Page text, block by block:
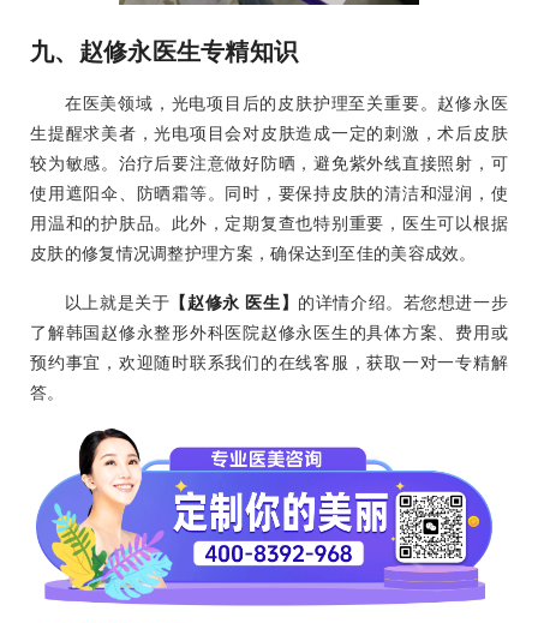
九、赵修永医生专精知识
在医美领域，光电项目后的皮肤护理至关重要。赵修永医
生提醒求美者，光电项目会对皮肤造成一定的刺激，术后皮肤
较为敏感。治疗后要注意做好防晒，避免紫外线直接照射，可
使用遮阳伞、防晒霜等。同时，要保持皮肤的清洁和湿润，使
用温和的护肤品。此外，定期复查也特别重要，医生可以根据
皮肤的修复情况调整护理方案，确保达到至佳的美容成效。
以上就是关于 【赵修永 医生】 的详情介绍。若您想进一步
了解韩国赵修永整形外科医院赵修永医生的具体方案、费用或
预约事宜，欢迎随时联系我们的在线客服，获取一对一专精解
答。